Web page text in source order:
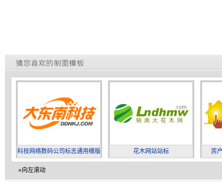
科技网络数码公司标志通用模版 花木网站站标 房
«向左滚动